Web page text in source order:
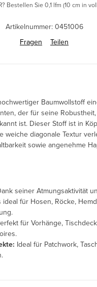
Bestellen Sie 0,1 lfm (10 cm in
Artikelnummer: 0451006
Fragen
Teilen
Baumwollstoff
der für seine
ist. Dieser Stoff ist in
weiche diagonale Textur
sowie angenehme
seiner Atmungsaktivität
ideal für Hosen, Röcke,
für Vorhänge,
Ideal für Patchwork,